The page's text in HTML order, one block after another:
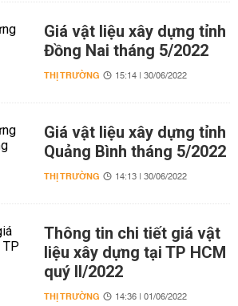
Giá vật liệu xây dựng tỉnh
Đồng Nai tháng 5/2022
THỊ TRƯỜNG 15:14 | 30/06/2022
Giá vật liệu xây dựng tỉnh
Quảng Bình tháng 5/2022
THỊ TRƯỜNG 14:13 | 30/06/2022
Thông tin chi tiết giá vật
liệu xây dựng tại TP HCM
quý II/2022
THỊ TRƯỜNG 14:36 | 01/06/2022